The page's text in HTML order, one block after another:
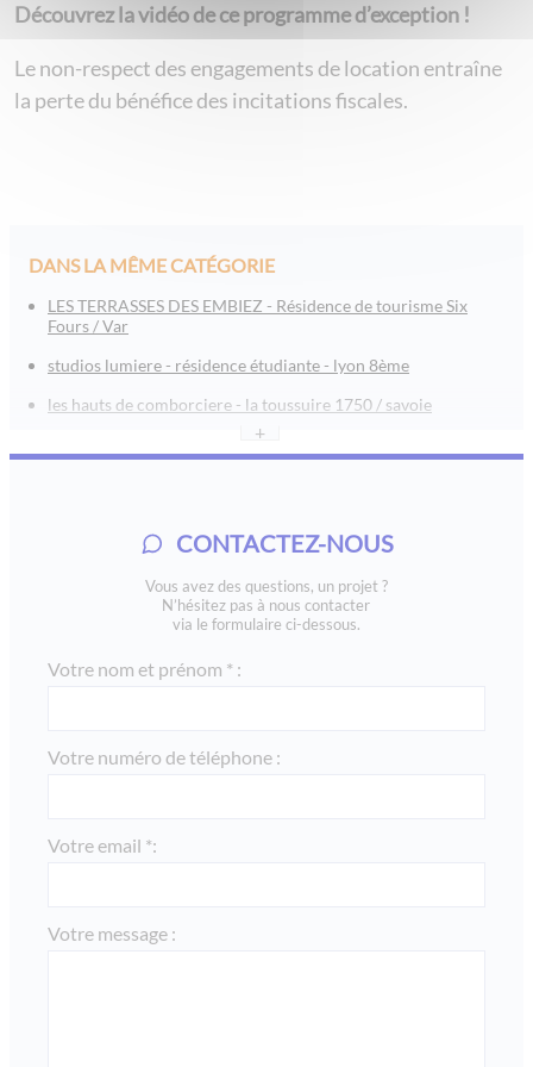
Découvrez la vidéo de ce programme d’exception !
Le non-respect des engagements de location entraîne
la perte du bénéfice des incitations fiscales.
DANS LA MÊME CATÉGORIE
LES TERRASSES DES EMBIEZ - Résidence de tourisme Six
Fours / Var
studios lumiere - résidence étudiante - lyon 8ème
les hauts de comborciere - la toussuire 1750 / savoie
residence lozari, vvf belambra, en corse : lmp / lmnp
via rebatel - lyon monplaisir
les printanieres - lyon
+
CONTACTEZ-NOUS
Vous avez des questions, un projet ?
N’hésitez pas à nous contacter
via le formulaire ci-dessous.
Votre nom et prénom * :
Votre numéro de téléphone :
Votre email *:
Votre message :